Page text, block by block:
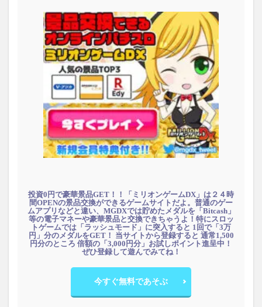
投資0円で豪華景品GET！！「ミリオンゲームDX」は２４時
間OPENの景品交換ができるゲームサイトだよ。普通のゲー
ムアプリなどと違い、MGDXでは貯めたメダルを「Bitcash」
等の電子マネーや豪華景品と交換できちゃうよ！特にスロッ
トゲームでは「ラッシュモード」に突入すると 1回で「3万
円」分のメダルをGET！ 当サイトから登録すると 通常1,500
円分のところ 倍額の「3,000円分」お試しポイント進呈中！
ぜひ登録して遊んでみてね！
今すぐ無料であそぶ